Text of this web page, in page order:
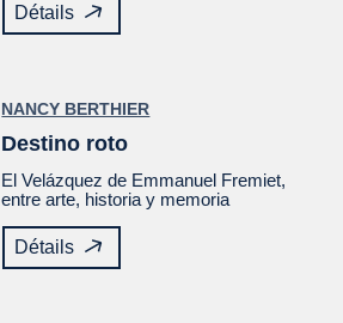
Détails
NANCY BERTHIER
Destino roto
ElVelázquez de Emmanuel Fremiet,
entre arte, historia y memoria
Détails